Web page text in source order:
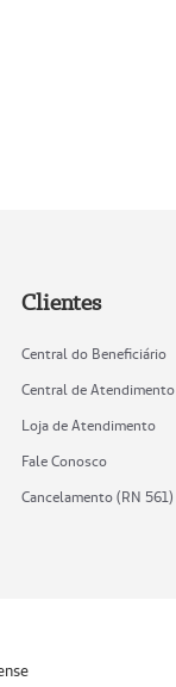
Clientes
Central do Beneficiário
Central de Atendimento
Loja de Atendimento
Fale Conosco
Cancelamento (RN 561)